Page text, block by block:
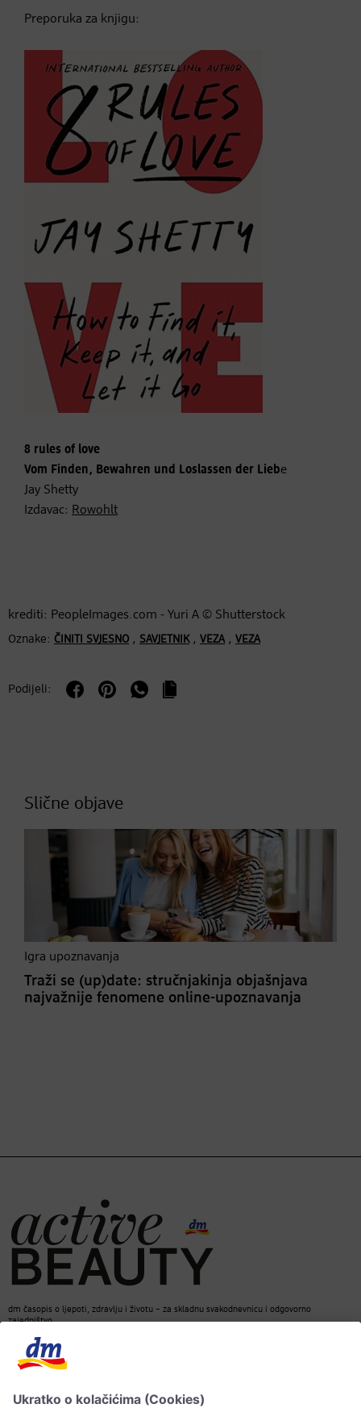
Preporuka za knjigu:
8 rules of love
Vom Finden, Bewahren und Loslassen der Liebe
Jay Shetty
Izdavac: Rowohlt
krediti: PeopleImages.com - Yuri A © Shutterstock
Oznake: ČINITI SVJESNO , SAVJETNIK, VEZA, VEZA
Podijeli:
Slične objave
Igra upoznavanja
Traži se (up)date: stručnjakinja objašnjava
najvažnije fenomene online-upoznavanja
dm časopis o ljepoti, zdravlju i životu – za skladnu svakodnevnicu i odgovorno
zajedništvo.